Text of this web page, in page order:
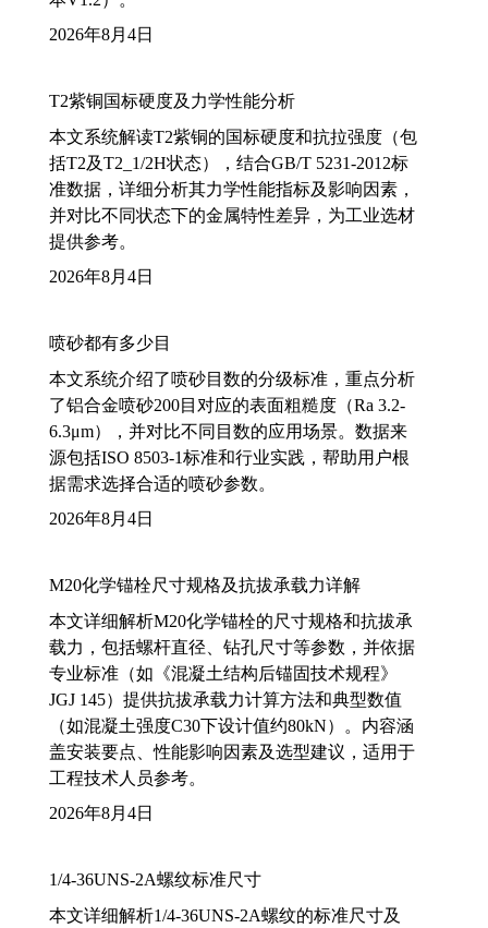
2026年8月4日
T2紫铜国标硬度及力学性能分析
本文系统解读T2紫铜的国标硬度和抗拉强度（包
括T2及T2_1/2H状态），结合GB/T 5231-2012标
准数据，详细分析其力学性能指标及影响因素，
并对比不同状态下的金属特性差异，为工业选材
提供参考。
2026年8月4日
喷砂都有多少目
本文系统介绍了喷砂目数的分级标准，重点分析
了铝合金喷砂200目对应的表面粗糙度（Ra 3.2-
6.3μm），并对比不同目数的应用场景。数据来
源包括ISO 8503-1标准和行业实践，帮助用户根
据需求选择合适的喷砂参数。
2026年8月4日
M20化学锚栓尺寸规格及抗拔承载力详解
本文详细解析M20化学锚栓的尺寸规格和抗拔承
载力，包括螺杆直径、钻孔尺寸等参数，并依据
专业标准（如《混凝土结构后锚固技术规程》
JGJ 145）提供抗拔承载力计算方法和典型数值
（如混凝土强度C30下设计值约80kN）。内容涵
盖安装要点、性能影响因素及选型建议，适用于
工程技术人员参考。
2026年8月4日
1/4-36UNS-2A螺纹标准尺寸
本文详细解析1/4-36UNS-2A螺纹的标准尺寸及